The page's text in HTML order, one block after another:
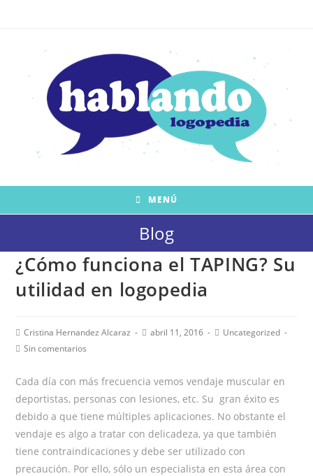
MENÚ
Blog
¿Cómo funciona el TAPING? Su
utilidad en logopedia
Autor
de
Cristina Hernandez Alcaraz
Publicación
abril 11, 2016
Categoría
Uncategorized
Comentarios
entrada:
Sin comentarios
Cada día con más frecuencia vemos vendaje muscular en
deportistas, personas con lesiones, etc. Su gran éxito es
debido a que tiene múltiples aplicaciones. No obstante el
vendaje es algo a tratar con delicadeza, ya que también
tiene contraindicaciones y debe ser utilizado con
precaución. Por ello, sólo un especialista en esta área con